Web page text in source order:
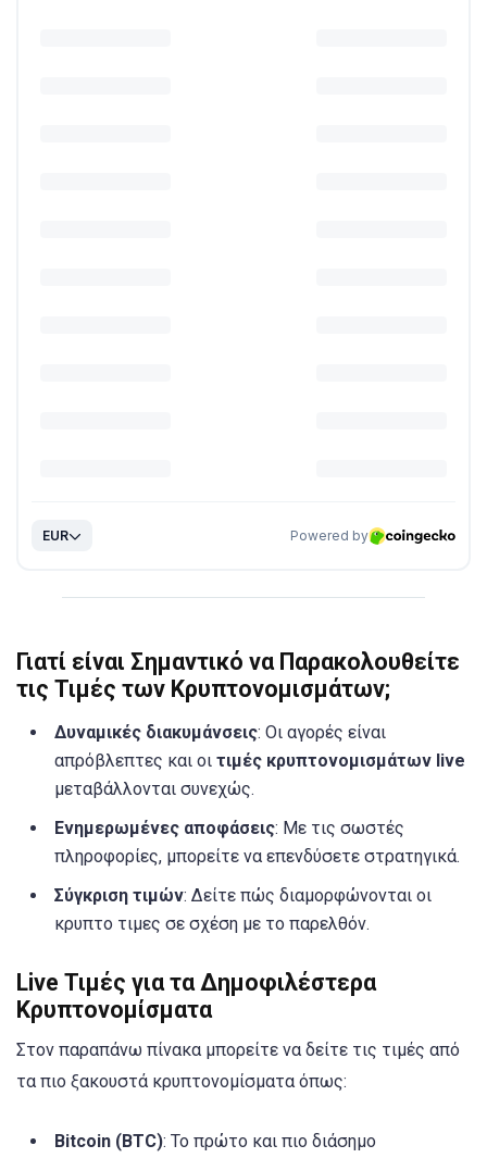
Γιατί είναι Σημαντικό να Παρακολουθείτε
τις Τιμές των Κρυπτονομισμάτων;
Δυναμικές διακυμάνσεις: Οι αγορές είναι
απρόβλεπτες και οι τιμές κρυπτονομισμάτων live
μεταβάλλονται συνεχώς.
Ενημερωμένες αποφάσεις: Με τις σωστές
πληροφορίες, μπορείτε να επενδύσετε στρατηγικά.
Σύγκριση τιμών: Δείτε πώς διαμορφώνονται οι
κρυπτο τιμες σε σχέση με το παρελθόν.
Live Τιμές για τα Δημοφιλέστερα
Κρυπτονομίσματα
Στον παραπάνω πίνακα μπορείτε να δείτε τις τιμές από
τα πιο ξακουστά κρυπτονομίσματα όπως:
Bitcoin (BTC): Το πρώτο και πιο διάσημο